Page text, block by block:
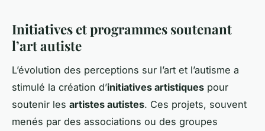
Initiatives et programmes soutenant
l’art autiste
L’évolution des perceptions sur l’art et l’autisme a
stimulé la création d’initiatives artistiques pour
soutenir les artistes autistes. Ces projets, souvent
menés par des associations ou des groupes